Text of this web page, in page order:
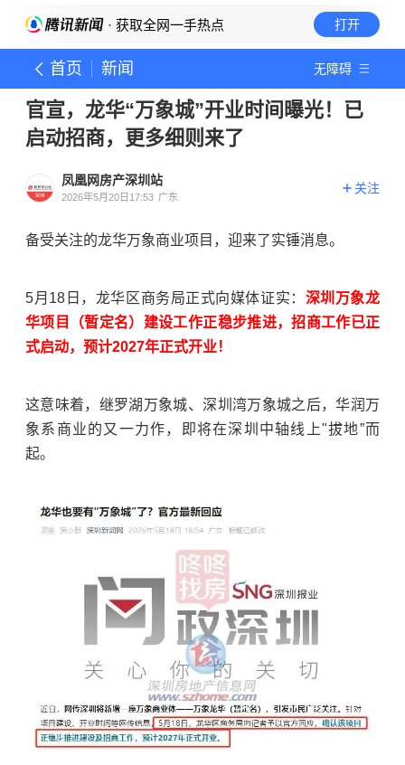
· 获取全网一手热点 打开
首页 新闻 无障碍
官宣，龙华“万象城”开业时间曝光！已
启动招商，更多细则来了
凤凰网房产深圳站
2026年5月20日17:53 广东
关注
备受关注的龙华万象商业项目，迎来了实锤消息。
5月18日，龙华区商务局正式向媒体证实： 深圳万象龙
华项目（暂定名）建设工作正稳步推进，招商工作已正
式启动，预计2027年正式开业！
这意味着，继罗湖万象城、深圳湾万象城之后，华润万
象系商业的又一力作，即将在深圳中轴线上"拔地”而
起。